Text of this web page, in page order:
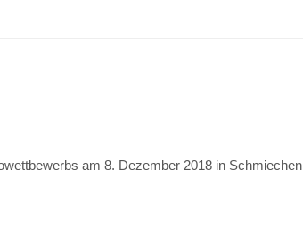
am 8. Dezember 2018 in Schmiechen